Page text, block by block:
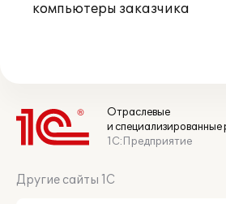
компьютеры заказчика
Отраслевые
и специализированные
1С:Предприятие
Другие сайты 1С